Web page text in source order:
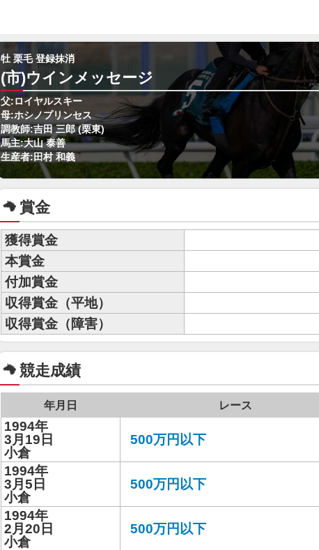
牡 栗毛 登録抹消
(市)ウインメッセージ
父:ロイヤルスキー
母:ホシノプリンセス
調教師:吉田 三郎 (栗東)
馬主:大山 泰善
生産者:田村 和義
賞金
獲得賞金
本賞金
付加賞金
収得賞金（平地）
収得賞金（障害）
競走成績
年月日 レース
1994年
3月19日
小倉
500万円以下
1994年
3月5日
小倉
500万円以下
1994年
2月20日
小倉
500万円以下